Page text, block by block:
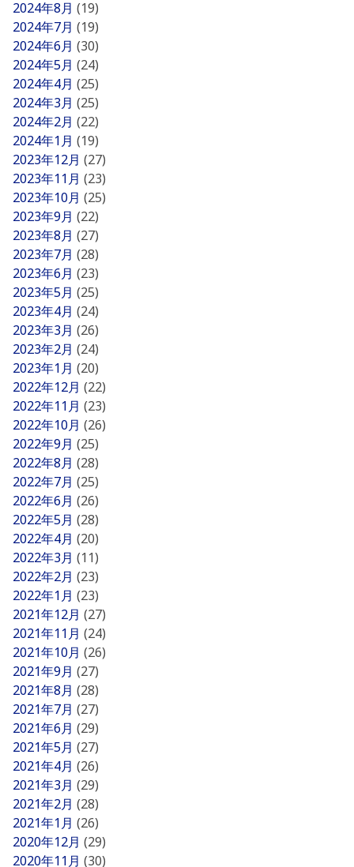
2024年8月 (19)
2024年7月 (19)
2024年6月 (30)
2024年5月 (24)
2024年4月 (25)
2024年3月 (25)
2024年2月 (22)
2024年1月 (19)
2023年12月 (27)
2023年11月 (23)
2023年10月 (25)
2023年9月 (22)
2023年8月 (27)
2023年7月 (28)
2023年6月 (23)
2023年5月 (25)
2023年4月 (24)
2023年3月 (26)
2023年2月 (24)
2023年1月 (20)
2022年12月 (22)
2022年11月 (23)
2022年10月 (26)
2022年9月 (25)
2022年8月 (28)
2022年7月 (25)
2022年6月 (26)
2022年5月 (28)
2022年4月 (20)
2022年3月 (11)
2022年2月 (23)
2022年1月 (23)
2021年12月 (27)
2021年11月 (24)
2021年10月 (26)
2021年9月 (27)
2021年8月 (28)
2021年7月 (27)
2021年6月 (29)
2021年5月 (27)
2021年4月 (26)
2021年3月 (29)
2021年2月 (28)
2021年1月 (26)
2020年12月 (29)
2020年11月 (30)